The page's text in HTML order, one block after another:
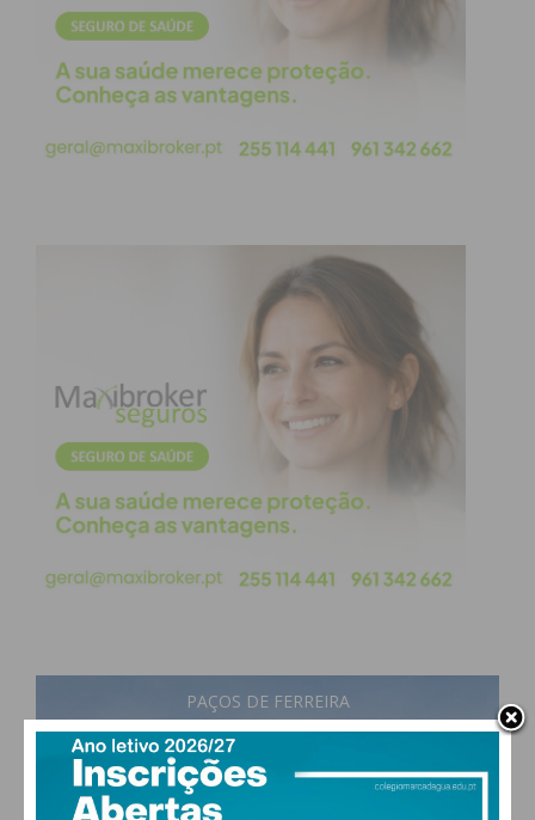
Já o FC Paços de Ferreira garantiu também um
lugar na fase de grupos, depois de vencer, na
sexta-feira o Gil Vicente, na Mata Real, por 4-3 nas
grandes penalidades, após o empate a uma bola no
Delinson Júnior, aos 47 minutos, mas Bilel, onze
minutos depois estabeleceu a igualdade. Nos dez
minutos finais o jogo voltou a despertar mas o
resultado manteve-se até ao final dos 90 minutos.
Já nas grandes penalidades, valeu a destreza do
guarda-redes André Ferreira e a frieza de Maracás
na marcação do decisivo 5-4. Douglas Tanque,
Uilton e Juan Delgado também ajudaram à vitória
classificados da época transata. Serão quatro
grupos com três equipas cada e que apurarão o
primeiro classificado para a «Final Four» da
competição.
Segue-se a receção ao Larne FC (Irlanda do Norte)
PAÇOS DE FERREIRA
17°
92% humidade